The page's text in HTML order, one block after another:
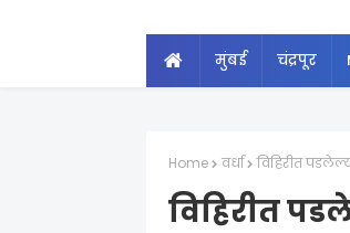
मुंबई चंद्रपूर
Home वर्धा विहिरीत
विहिरीत